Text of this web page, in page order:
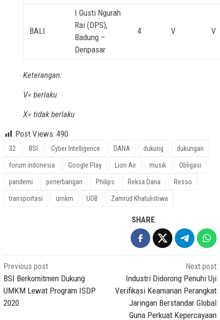
BALI
I Gusti Ngurah
Rai (DPS),
Badung –
Denpasar
4 V V
Keterangan:
V= berlaku
X= tidak berlaku
Post Views: 490
32 BSI Cyber Intelligence DANA dukung dukungan
forum indonesia Google Play Lion Air musik Obligasi
pandemi penerbangan Philips Reksa Dana Resso
transportasi umkm UOB Zamrud Khatulistiwa
SHARE
Post
navigation
Previous post
BSI Berkomitmen Dukung
UMKM Lewat Program ISDP
2020
Next post
Industri Didorong Penuhi Uji
Verifikasi Keamanan Perangkat
Jaringan Berstandar Global
Guna Perkuat Kepercayaan